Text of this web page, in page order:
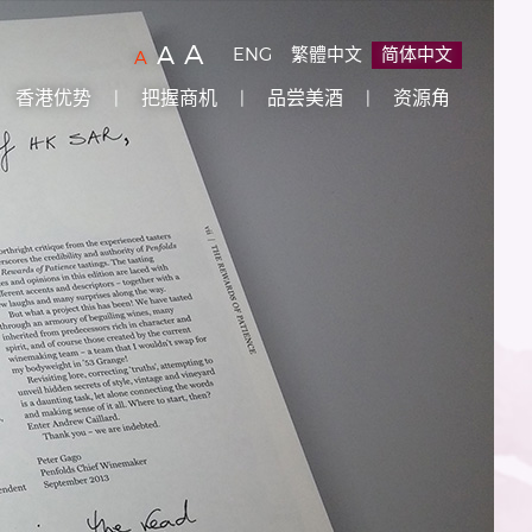
字
大
(A) 字
型
大
小：
大
(A) 字
型
大
小：
最
大
(
A) ENG 繁體中文 简体中文
香港优势 把握商机 品尝美酒 资源角